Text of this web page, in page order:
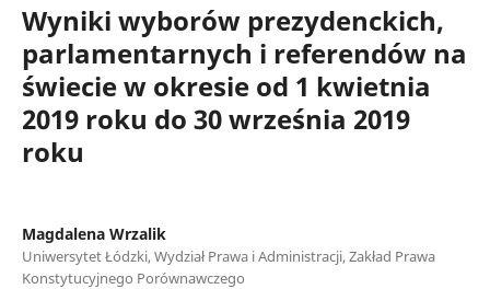
Wyniki wyborów prezydenckich,
parlamentarnych i referendów na
świecie w okresie od 1 kwietnia
2019 roku do 30 września 2019
roku
Magdalena Wrzalik
Uniwersytet Łódzki, Wydział Prawa i Administracji, Zakład Prawa
Konstytucyjnego Porównawczego